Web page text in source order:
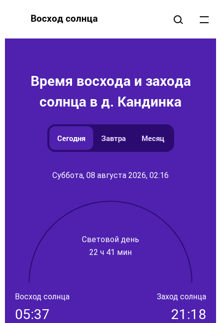
Восход солнца
Время восхода и захода
солнца в д. Кандинка
Сегодня Завтра Месяц
Суббота, 08 августа 2026, 02:16
Световой день
22 ч 41 мин
Восход солнца
05:37
Заход солнца
21:18